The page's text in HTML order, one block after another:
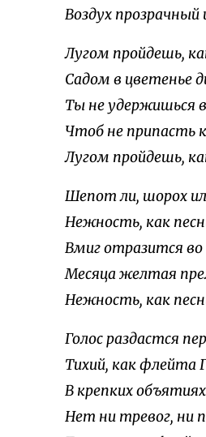
Воздух прозрачный
Лугом пройдешь,
Садом в цветенье
Ты не удержишься
Чтоб не припасть
Лугом пройдешь,
Шепот ли, шорох
Нежность, как
Вмиг отразится во
Месяца желтая
Нежность, как
Голос раздастся
Тихий, как флейта
В крепких
Нет ни тревог, ни